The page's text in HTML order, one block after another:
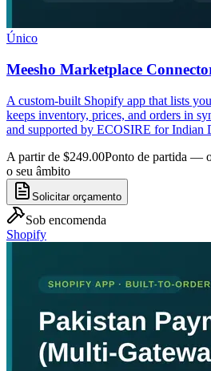
Único
Meesho Marketplace
A custom-built Shopify app that lists
keeps inventory, prices, and orders in
and supported by ECOSIRE for Indian
A partir de $249.00Ponto de partida —
o seu âmbito
Solicitar orçamento
Sob encomenda
Shopify